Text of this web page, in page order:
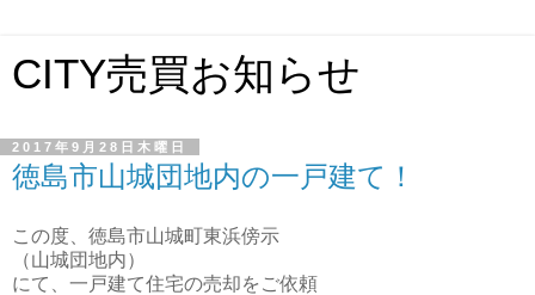
CITY売買お知らせ
2017年9月28日木曜日
徳島市山城団地内の一戸建て！
この度、徳島市山城町東浜傍示
（山城団地内）
にて、一戸建て住宅の売却をご依頼